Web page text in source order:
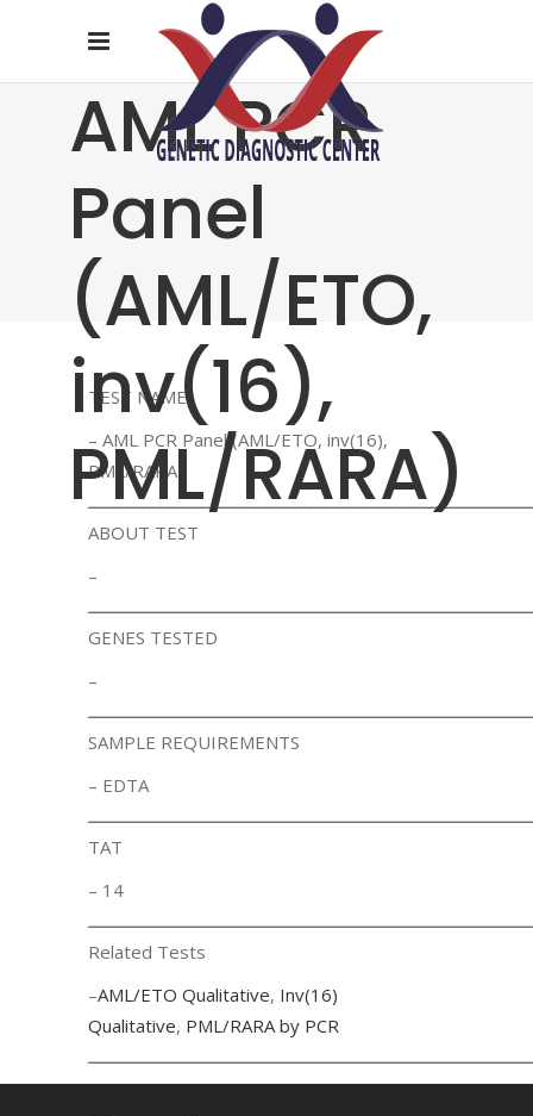
AML PCR
Panel
(AML/ETO,
inv(16),
PML/RARA)
TEST NAME
– AML PCR Panel (AML/ETO, inv(16),
PML/RARA)
ABOUT TEST
–
GENES TESTED
–
SAMPLE REQUIREMENTS
– EDTA
TAT
– 14
Related Tests
–AML/ETO Qualitative, Inv(16)
Qualitative, PML/RARA by PCR